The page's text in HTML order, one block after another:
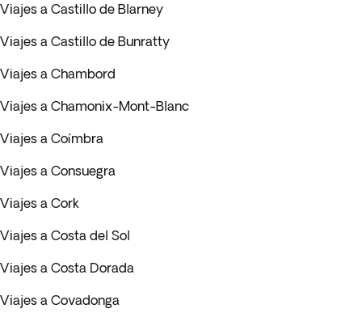
Viajes a Castillo de Blarney
Viajes a Castillo de Bunratty
Viajes a Chambord
Viajes a Chamonix-Mont-Blanc
Viajes a Coímbra
Viajes a Consuegra
Viajes a Cork
Viajes a Costa del Sol
Viajes a Costa Dorada
Viajes a Covadonga